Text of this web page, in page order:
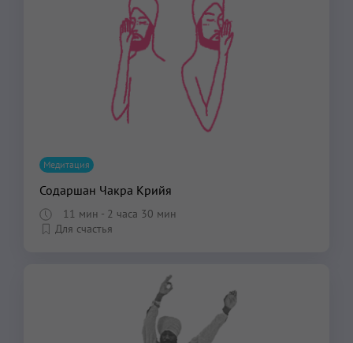
Медитация
Содаршан Чакра Крийя
11 мин - 2 часа 30 мин
Для счастья